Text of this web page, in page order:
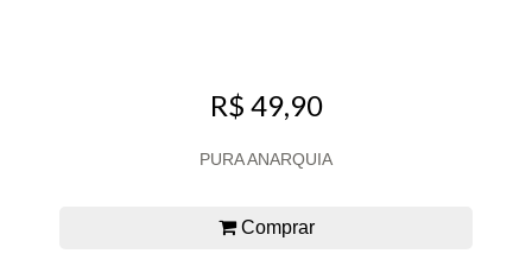
R$ 49,90
PURA ANARQUIA
Comprar